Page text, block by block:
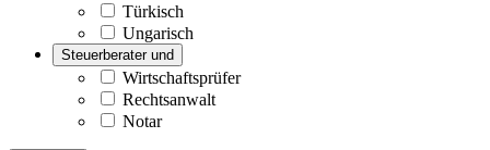
Türkisch
Ungarisch
Steuerberater und
Wirtschaftsprüfer
Rechtsanwalt
Notar